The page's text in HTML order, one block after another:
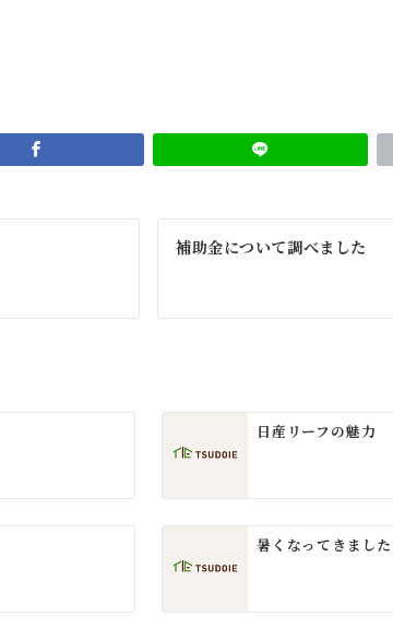
補助金について調べました
日産リーフの魅力
暑くなってきました